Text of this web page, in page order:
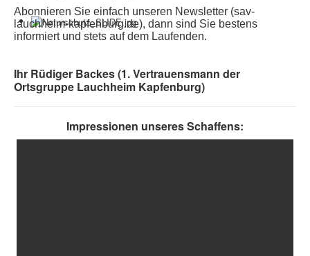
Abonnieren Sie einfach unseren Newsletter (sav-
lauchheim-kapfenburg.de), dann sind Sie bestens
informiert und stets auf dem Laufenden.
Ihr Rüdiger Backes (1. Vertrauensmann der
Ortsgruppe Lauchheim Kapfenburg)
Impressionen unseres Schaffens: